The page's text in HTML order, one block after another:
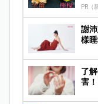
PR（
謝
樣
了
害！